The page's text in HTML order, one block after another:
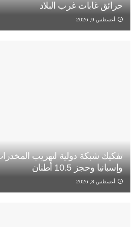
حرائق غابات غرب البلاد
أغسطس 9, 2026
تفكيك شبكة دولية لتهريب
وإسبانيا وحجز 10.5 أطنان
أغسطس 8, 2026